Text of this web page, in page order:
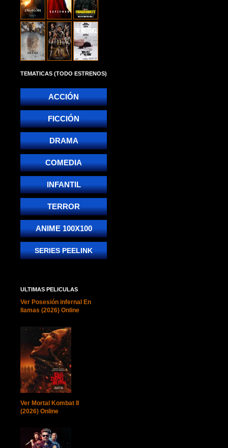
TEMATICAS (TODO ESTRENOS)
ACCIÓN
FICCIÓN
DRAMA
COMEDIA
INFANTIL
TERROR
ANIME 100X100
SERIES PEELINK
ULTIMAS PELICULAS
Ver Posesión infernal En
llamas (2026) Online
Ver Mortal Kombat II
(2026) Online